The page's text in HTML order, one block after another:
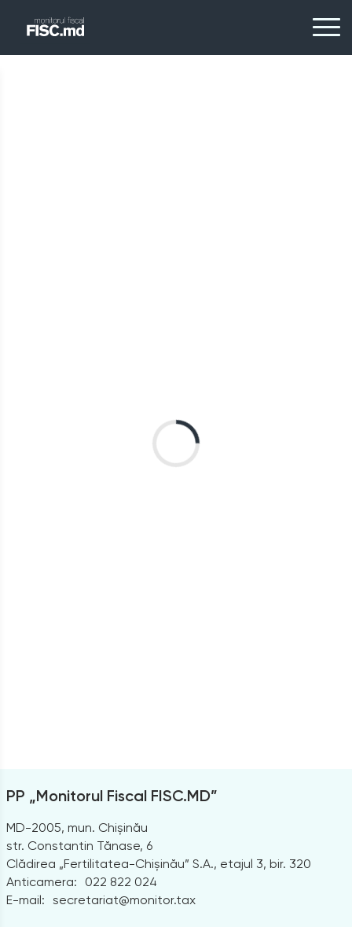
PP „Monitorul Fiscal FISC.MD”
MD-2005, mun. Chișinău
str. Constantin Tănase, 6
Clădirea „Fertilitatea-Chișinău” S.A., etajul 3, bir. 320
Anticamera:
022 822 024
E-mail: secretariat@monitor.tax